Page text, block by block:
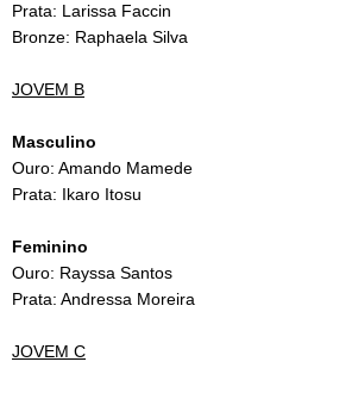
Prata: Larissa Faccin
Bronze: Raphaela Silva
JOVEM B
Masculino
Ouro: Amando Mamede
Prata: Ikaro Itosu
Feminino
Ouro: Rayssa Santos
Prata: Andressa Moreira
JOVEM C